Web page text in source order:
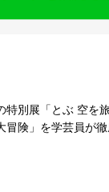
特別展「とぶ 空を
冒険」を学芸員が